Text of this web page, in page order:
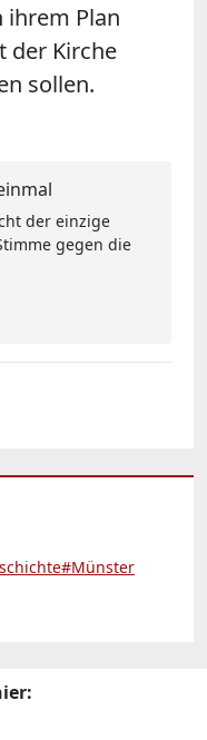
ihrem Plan
der Kirche
sollen.
der einzige
gegen die
#Münster